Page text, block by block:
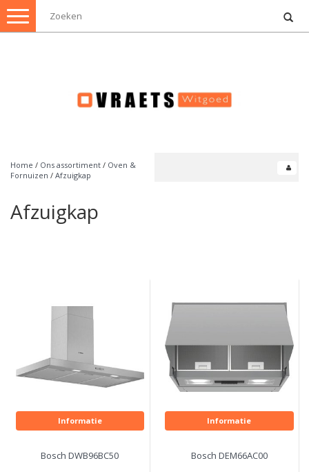
Toggle
navigation
Home / Ons assortiment / Oven &
Fornuizen / Afzuigkap
Afzuigkap
Informatie
Bosch DWB96BC50
Informatie
Bosch DEM66AC00